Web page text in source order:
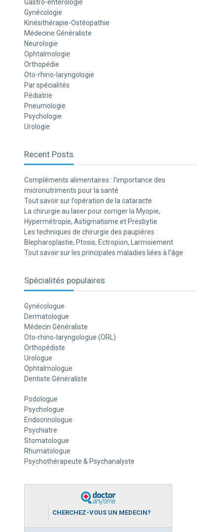
Gastro-entérologie
Gynécologie
Kinésithérapie-Ostéopathie
Médecine Généraliste
Neurologie
Ophtalmologie
Orthopédie
Oto-rhino-laryngologie
Par spécialités
Pédiatrie
Pneumologie
Psychologie
Urologie
Recent Posts
Compléments alimentaires : l’importance des
micronutriments pour la santé
Tout savoir sur l’opération de la cataracte
La chirurgie au laser pour corriger la Myopie,
Hypermétropie, Astigmatisme et Presbytie
Les techniques de chirurgie des paupières :
Blepharoplastie, Ptosis, Ectropion, Larmoiement
Tout savoir sur les principales maladies liées à l’âge
Spécialités populaires
Gynécologue
Dermatologue
Médecin Généraliste
Oto-rhino-laryngologue (ORL)
Orthopédiste
Urologue
Ophtalmologue
Dentiste Généraliste
Podologue
Psychologue
Endocrinologue
Psychiatre
Stomatologue
Rhumatologue
Psychothérapeute & Psychanalyste
CHERCHEZ-VOUS UN MEDECIN?